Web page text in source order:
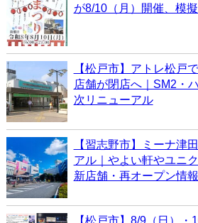
が8/10（月）開催、模
【松戸市】アトレ松戸
店舗が閉店へ｜SM2・
次リニューアル
【習志野市】ミーナ津
アル｜やよい軒やユニ
新店舗・再オープン情
【松戸市】8/9（日）